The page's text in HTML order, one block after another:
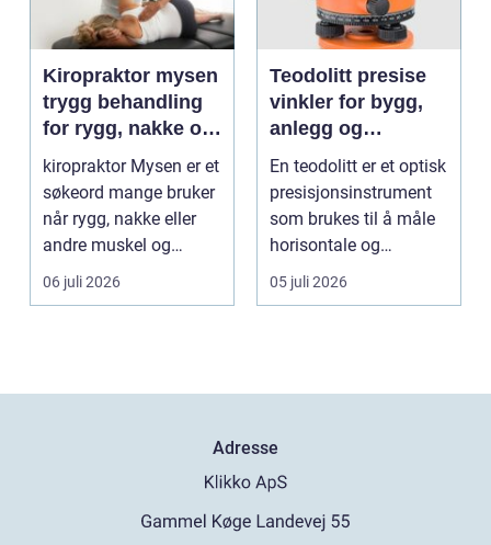
Kiropraktor mysen
trygg behandling
for rygg, nakke og
ledd
kiropraktor Mysen er et
søkeord mange bruker
når rygg, nakke eller
andre muskel og
leddplager begynn...
06 juli 2026
Teodolitt presise
vinkler for bygg,
anlegg og
kartlegging
En teodolitt er et optisk
presisjonsinstrument
som brukes til å måle
horisontale og
vertikale vinkle...
05 juli 2026
Adresse